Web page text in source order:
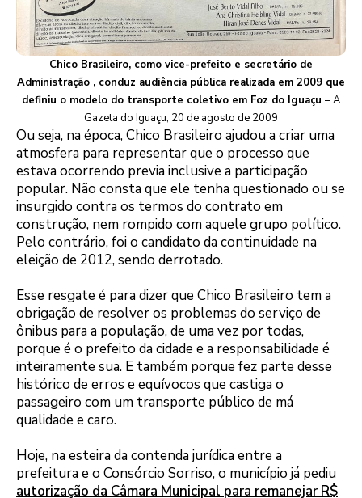
Chico Brasileiro, como vice-prefeito e secretário de
Administração , conduz audiência pública realizada em 2009 que
definiu o modelo do transporte coletivo em Foz do Iguaçu – A
Gazeta do Iguaçu, 20 de agosto de 2009
Ou seja, na época, Chico Brasileiro ajudou a criar uma
atmosfera para representar que o processo que
estava ocorrendo previa inclusive a participação
popular. Não consta que ele tenha questionado ou se
insurgido contra os termos do contrato em
construção, nem rompido com aquele grupo político.
Pelo contrário, foi o candidato da continuidade na
eleição de 2012, sendo derrotado.
Esse resgate é para dizer que Chico Brasileiro tem a
obrigação de resolver os problemas do serviço de
ônibus para a população, de uma vez por todas,
porque é o prefeito da cidade e a responsabilidade é
inteiramente sua. E também porque fez parte desse
histórico de erros e equívocos que castiga o
passageiro com um transporte público de má
qualidade e caro.
Hoje, na esteira da contenda jurídica entre a
prefeitura e o Consórcio Sorriso, o município já pediu
autorização da Câmara Municipal para remanejar R$